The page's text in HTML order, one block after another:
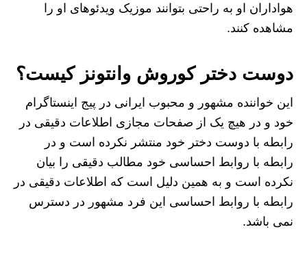
هواداران او به راحتی بتوانند موزیک ویدئوهای او را
مشاهده کنند.
دوست دختر کوروش وانتونز کیست؟
این خواننده مشهور و محبوب ایرانی در پیج اینستاگرام
خود و در هیچ یک از صفحات مجازی اطلاعات دقیقی در
رابطه با دوست دختر خود منتشر نکرده است و در
رابطه با روابط احساسی خود مطالب دقیقی را بیان
نکرده است و به همین دلیل است که اطلاعات دقیقی در
رابطه با روابط احساسی این فرد مشهور در دسترس
نمی باشد.